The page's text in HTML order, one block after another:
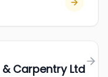
& Carpentry Ltd